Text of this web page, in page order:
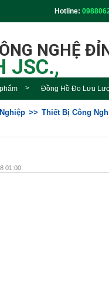
Hotline:
NGHỆ
JSC.,
Đồng Hồ Đo Lưu
Thiết Bị Công
01:00